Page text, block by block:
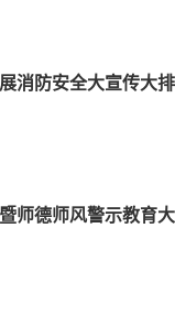
消防安全大宣传大排
师德师风警示教育大